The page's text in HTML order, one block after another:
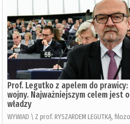
Prof. Legutko z apelem do
wojny. Najważniejszym celem jest
władzy
WYWIAD \ Z prof. RYSZARDEM LEGUTKĄ,